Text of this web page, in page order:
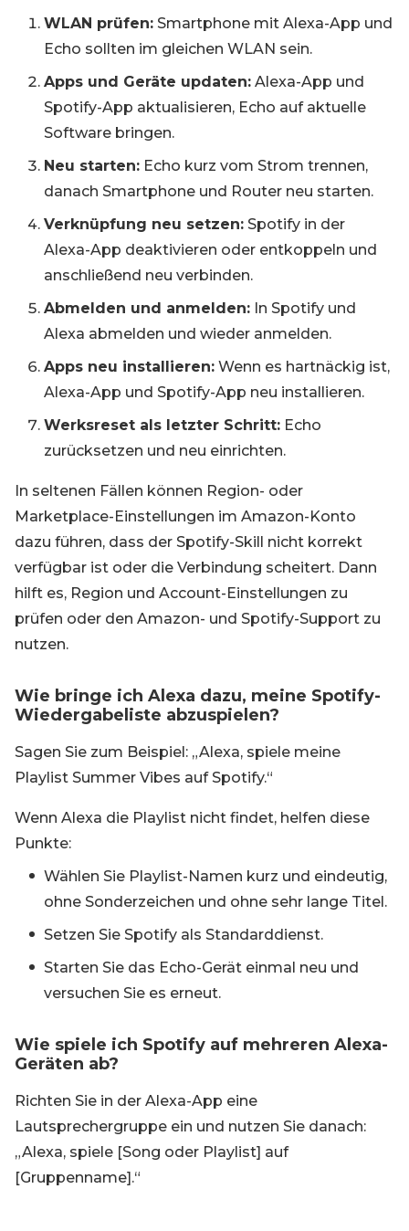
WLAN prüfen: Smartphone mit Alexa-App und
Echo sollten im gleichen WLAN sein.
Apps und Geräte updaten: Alexa-App und
Spotify-App aktualisieren, Echo auf aktuelle
Software bringen.
Neu starten: Echo kurz vom Strom trennen,
danach Smartphone und Router neu starten.
Verknüpfung neu setzen: Spotify in der
Alexa-App deaktivieren oder entkoppeln und
anschließend neu verbinden.
Abmelden und anmelden: In Spotify und
Alexa abmelden und wieder anmelden.
Apps neu installieren: Wenn es hartnäckig ist,
Alexa-App und Spotify-App neu installieren.
Werksreset als letzter Schritt: Echo
zurücksetzen und neu einrichten.
In seltenen Fällen können Region- oder
Marketplace-Einstellungen im Amazon-Konto
dazu führen, dass der Spotify-Skill nicht korrekt
verfügbar ist oder die Verbindung scheitert. Dann
hilft es, Region und Account-Einstellungen zu
prüfen oder den Amazon- und Spotify-Support zu
nutzen.
Wie bringe ich Alexa dazu, meine Spotify-
Wiedergabeliste abzuspielen?
Sagen Sie zum Beispiel: „Alexa, spiele meine
Playlist Summer Vibes auf Spotify.“
Wenn Alexa die Playlist nicht findet, helfen diese
Punkte:
Wählen Sie Playlist-Namen kurz und eindeutig,
ohne Sonderzeichen und ohne sehr lange Titel.
Setzen Sie Spotify als Standarddienst.
Starten Sie das Echo-Gerät einmal neu und
versuchen Sie es erneut.
Wie spiele ich Spotify auf mehreren Alexa-
Geräten ab?
Richten Sie in der Alexa-App eine
Lautsprechergruppe ein und nutzen Sie danach:
„Alexa, spiele [Song oder Playlist] auf
[Gruppenname].“